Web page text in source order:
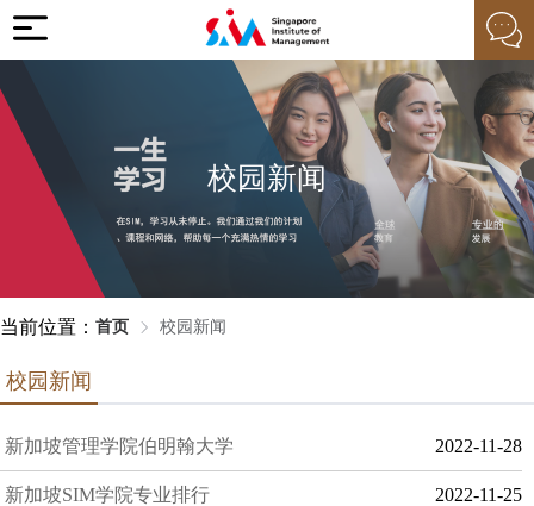
校园新闻
当前位置： 首页 校园新闻
校园新闻
新加坡管理学院伯明翰大学 2022-11-28
新加坡SIM学院专业排行 2022-11-25